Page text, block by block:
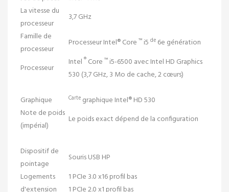
La vitesse du
processeur
3,7 GHz
Famille de
processeur
Processeur Intel® Core ™ i5 de 6e génération
Processeur
Intel ® Core ™ i5-6500 avec Intel HD Graphics
530 (3,7 GHz, 3 Mo de cache, 2 cœurs)
Graphique Carte graphique Intel®HD 530
Note de poids
(impérial)
Le poids exact dépend de la configuration
Dispositif de
pointage
Souris USB HP
Logements
1 PCIe 3.0 x16 profil bas